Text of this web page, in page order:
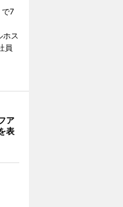
7
ホス
員
ア
表